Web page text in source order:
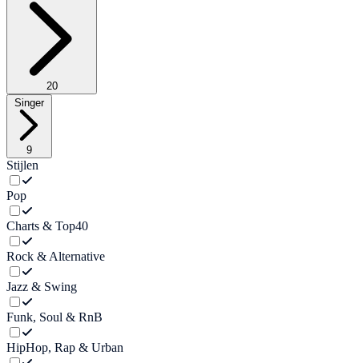
20
Singer
9
Stijlen
Pop
Charts & Top40
Rock & Alternative
Jazz & Swing
Funk, Soul & RnB
HipHop, Rap & Urban